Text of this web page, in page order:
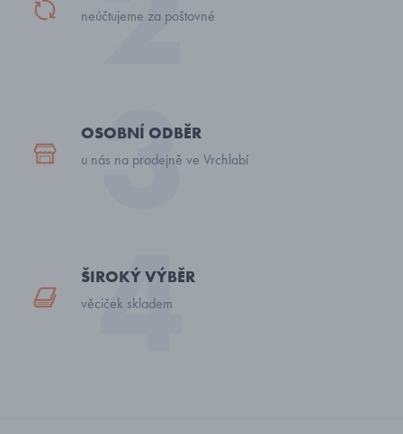
neúčtujeme za poštovné
OSOBNÍ ODBĚR
u nás na prodejně ve Vrchlabí
ŠIROKÝ VÝBĚR
věciček skladem